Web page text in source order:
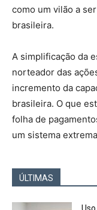
como um vilão a
brasileira.
A simplificação da
norteador das
incremento da
brasileira. O que
folha de
um sistema
ÚLTIMAS